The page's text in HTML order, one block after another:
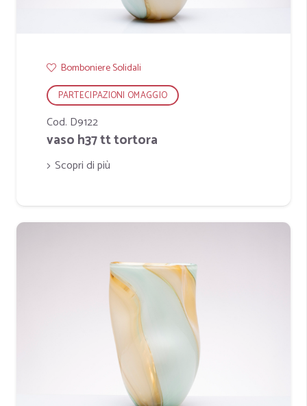
Bomboniere Solidali
PARTECIPAZIONI OMAGGIO
Cod. D9122
vaso h37 tt tortora
Scopri di più